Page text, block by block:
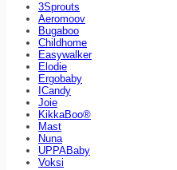
3Sprouts
Aeromoov
Bugaboo
Childhome
Easywalker
Elodie
Ergobaby
ICandy
Joie
KikkaBoo®
Mast
Nuna
UPPABaby
Voksi